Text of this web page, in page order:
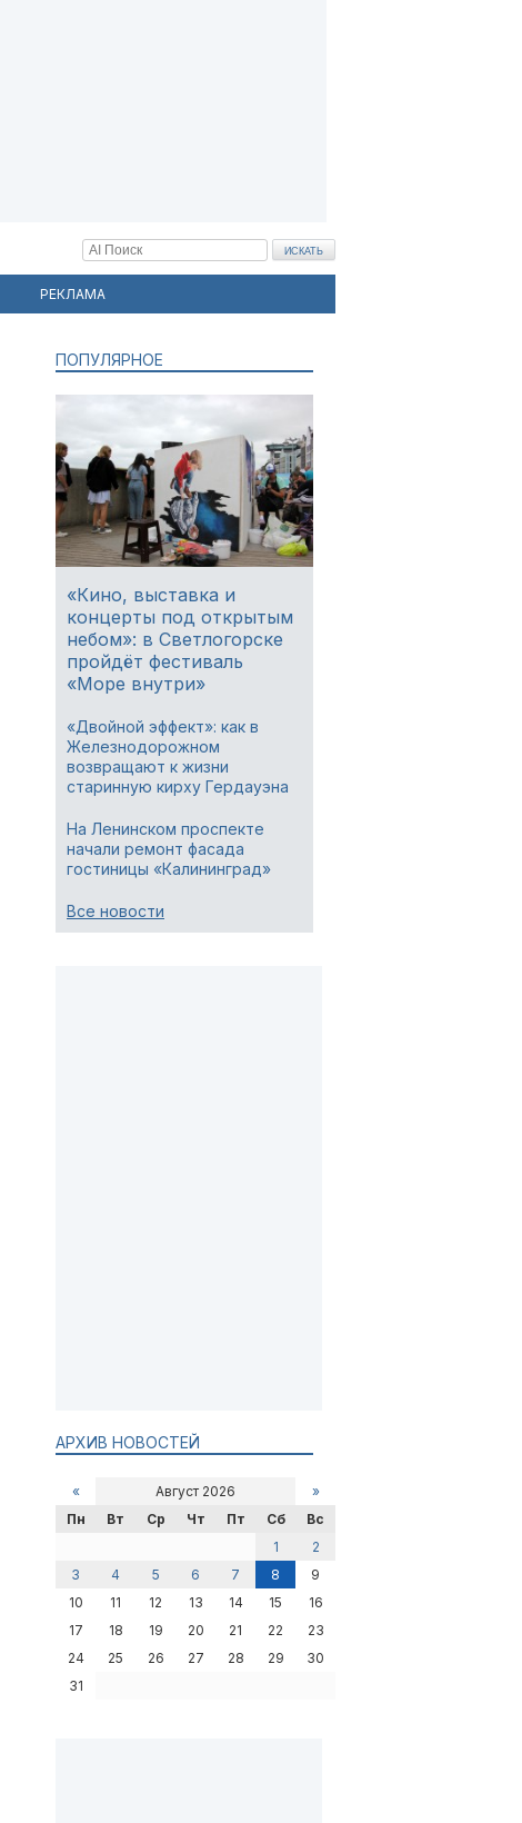
РЕКЛАМА
ПОПУЛЯРНОЕ
«Кино, выставка и
концерты под открытым
небом»: в Светлогорске
пройдёт фестиваль
«Море внутри»
«Двойной эффект»: как в
Железнодорожном
возвращают к жизни
старинную кирху Гердауэна
На Ленинском проспекте
начали ремонт фасада
гостиницы «Калининград»
Все новости
АРХИВ НОВОСТЕЙ
« Август 2026
»
Пн
Вт Ср Чт Пт Сб
Вс
1
2
3
4 5 6 7 8
9
10
11 12 13 14 15
16
17
18 19 20 21 22
23
24
25 26 27 28 29
30
31